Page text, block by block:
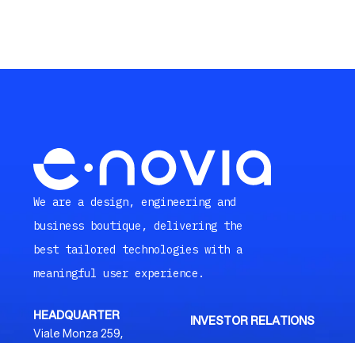
We are a design, engineering and
business boutique, delivering the
best tailored technologies with a
meaningful user experience.
HEADQUARTER
Viale Monza 259,
INVESTOR RELATIONS